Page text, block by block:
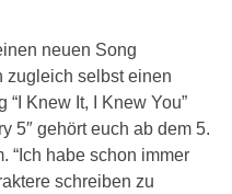
neuen Song
zugleich selbst einen
“I Knew It, I Knew You”
5″ gehört euch ab dem 5.
“Ich habe schon immer
schreiben zu